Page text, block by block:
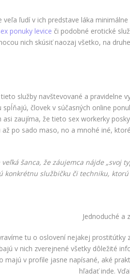
veľa ľudí v ich predstave láka
ponuky levice či podobné erotické
nich skúsiť naozaj všetko, na
služby navštevované a pravidelne
spĺňajú, človek v súčasných online
asi zaujíma, že tieto sex workerky
až po sado maso, no a mnohé iné,
veľká šanca, že záujemca nájde „svoj
konkrétnu službičku či techniku,
Jednoduché
tu o oslovení nejakej prostitútky
v nich zverejnené všetky dôležité
majú v profile jasne napísané, aké
hľadať inde.